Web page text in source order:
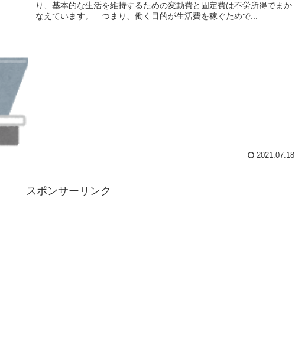
り、基本的な生活を維持するための変動費と固定費は不労所得でまか
なえています。 つまり、働く目的が生活費を稼ぐためで...
2021.07.18
スポンサーリンク